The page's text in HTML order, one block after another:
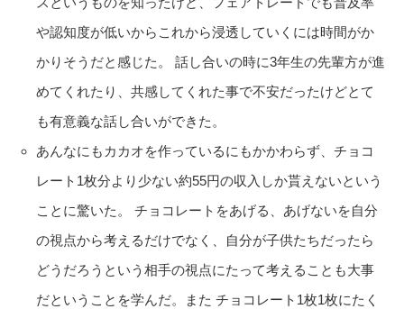
や認知度が低いからこれから浸透していくには時間がか
かりそうだと感じた。 話し合いの時に3年生の先輩方が進
めてくれたり、共感してくれた事で不安だったけどとて
も有意義な話し合いができた。
あんなにもカカオを作っているにもかかわらず、チョコ
レート1枚分より少ない約55円の収入しか貰えないという
ことに驚いた。 チョコレートをあげる、あげないを自分
の視点から考えるだけでなく、自分が子供たちだったら
どうだろうという相手の視点にたって考えることも大事
だということを学んだ。また チョコレート1枚1枚にたく